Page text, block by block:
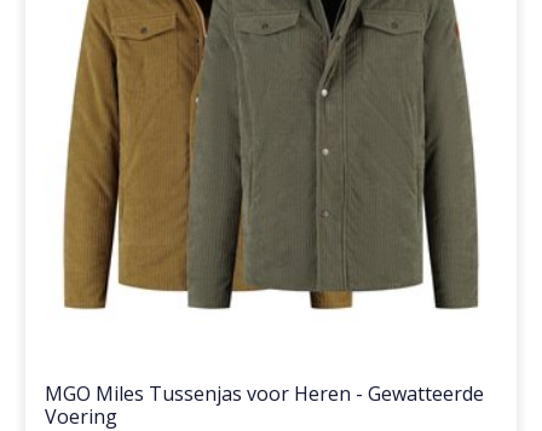
MGO Miles Tussenjas voor Heren - Gewatteerde
Voering